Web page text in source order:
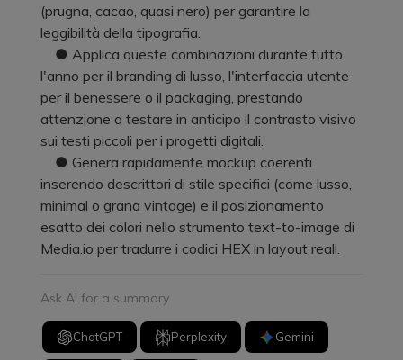
(prugna, cacao, quasi nero) per garantire la
leggibilità della tipografia.
● Applica queste combinazioni durante tutto
l'anno per il branding di lusso, l'interfaccia utente
per il benessere o il packaging, prestando
attenzione a testare in anticipo il contrasto visivo
sui testi piccoli per i progetti digitali.
● Genera rapidamente mockup coerenti
inserendo descrittori di stile specifici (come lusso,
minimal o grana vintage) e il posizionamento
esatto dei colori nello strumento text-to-image di
Media.io per tradurre i codici HEX in layout reali.
Ask AI for a summary
ChatGPT Perplexity Gemini